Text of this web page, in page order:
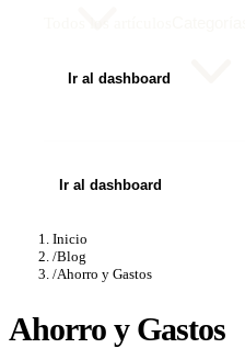
Ir al dashboard
Ir al dashboard
Inicio
/Blog
/Ahorro y Gastos
Ahorro y Gastos